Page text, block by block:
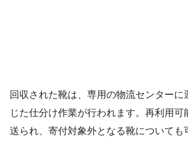
回収された靴は、専用の物流センターに
じた仕分け作業が行われます。再利用可
送られ、寄付対象外となる靴についても